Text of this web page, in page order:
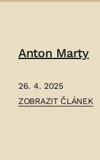
Anton Marty
26. 4. 2025
ČLÁNEK:
ZOBRAZIT ČLÁNEK